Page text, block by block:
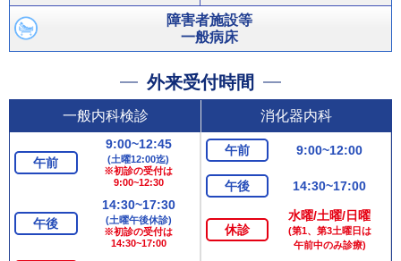
障害者施設等
一般病床
外来受付時間
一般内科検診
午前
9:00~12:45
(土曜12:00迄)
※初診の受付は
9:00~12:30
午後
14:30~17:30
(土曜午後休診)
※初診の受付は
14:30~17:00
消化器内科
午前 9:00~12:00
午後 14:30~17:00
休診
水曜/土曜/日曜
(第1、第3土曜日は
午前中のみ診療)